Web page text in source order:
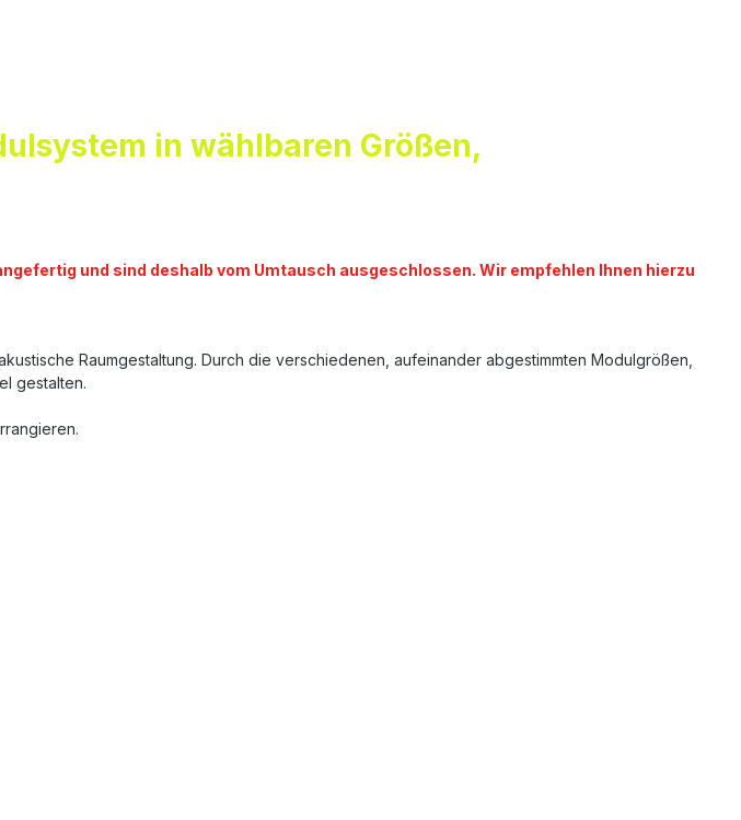
in wählbaren Größen,
und sind deshalb vom Umtausch ausgeschlossen. Wir empfehlen Ihnen hierzu
Raumgestaltung. Durch die verschiedenen, aufeinander abgestimmten Modulgrößen,
gestalten.